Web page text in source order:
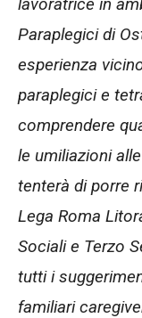
Paraplegici di
esperienza
paraplegici e
comprendere
le umiliazioni
tenterà di porre
Lega Roma
Sociali e Terzo
tutti i
familiari